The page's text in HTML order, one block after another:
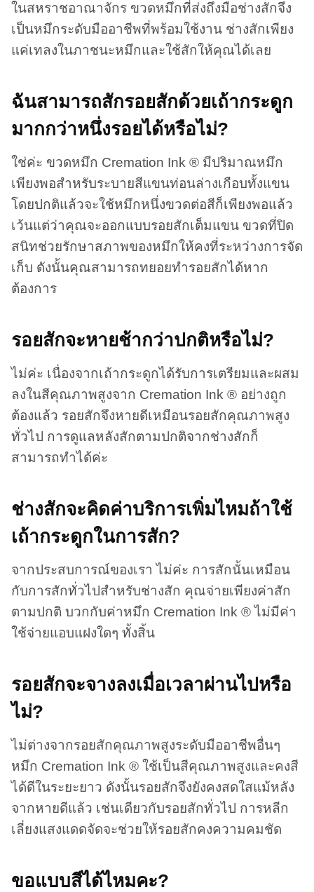
ในสหราชอาณาจักร ขวดหมึกที่ส่งถึงมือช่างสักจึง
เป็นหมึกระดับมืออาชีพที่พร้อมใช้งาน ช่างสักเพียง
แค่เทลงในภาชนะหมึกและใช้สักให้คุณได้เลย
ฉันสามารถสักรอยสักด้วยเถ้ากระดูก
มากกว่าหนึ่งรอยได้หรือไม่?
ใช่ค่ะ ขวดหมึก Cremation Ink ® มีปริมาณหมึก
เพียงพอสำหรับระบายสีแขนท่อนล่างเกือบทั้งแขน
โดยปกติแล้วจะใช้หมึกหนึ่งขวดต่อสีก็เพียงพอแล้ว
เว้นแต่ว่าคุณจะออกแบบรอยสักเต็มแขน ขวดที่ปิด
สนิทช่วยรักษาสภาพของหมึกให้คงที่ระหว่างการจัด
เก็บ ดังนั้นคุณสามารถทยอยทำรอยสักได้หาก
ต้องการ
รอยสักจะหายช้ากว่าปกติหรือไม่?
ไม่ค่ะ เนื่องจากเถ้ากระดูกได้รับการเตรียมและผสม
ลงในสีคุณภาพสูงจาก Cremation Ink ® อย่างถูก
ต้องแล้ว รอยสักจึงหายดีเหมือนรอยสักคุณภาพสูง
ทั่วไป การดูแลหลังสักตามปกติจากช่างสักก็
สามารถทำได้ค่ะ
ช่างสักจะคิดค่าบริการเพิ่มไหมถ้าใช้
เถ้ากระดูกในการสัก?
จากประสบการณ์ของเรา ไม่ค่ะ การสักนั้นเหมือน
กับการสักทั่วไปสำหรับช่างสัก คุณจ่ายเพียงค่าสัก
ตามปกติ บวกกับค่าหมึก Cremation Ink ® ไม่มีค่า
ใช้จ่ายแอบแฝงใดๆ ทั้งสิ้น
รอยสักจะจางลงเมื่อเวลาผ่านไปหรือ
ไม่?
ไม่ต่างจากรอยสักคุณภาพสูงระดับมืออาชีพอื่นๆ
หมึก Cremation Ink ® ใช้เป็นสีคุณภาพสูงและคงสี
ได้ดีในระยะยาว ดังนั้นรอยสักจึงยังคงสดใสแม้หลัง
จากหายดีแล้ว เช่นเดียวกับรอยสักทั่วไป การหลีก
เลี่ยงแสงแดดจัดจะช่วยให้รอยสักคงความคมชัด
ขอแบบสีได้ไหมคะ?